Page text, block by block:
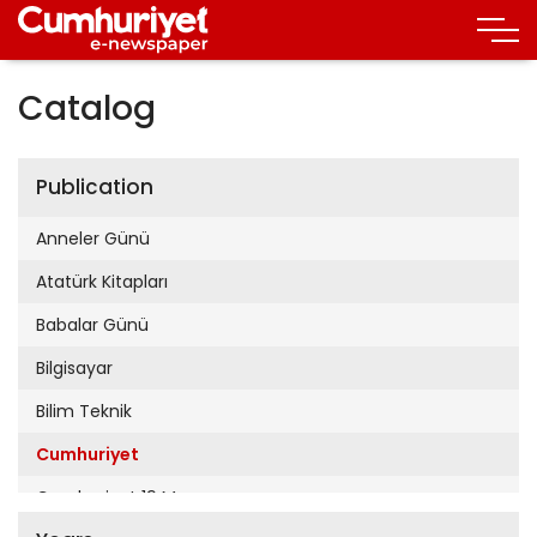
Catalog
Publication
Anneler Günü
Atatürk Kitapları
Babalar Günü
Bilgisayar
Bilim Teknik
Cumhuriyet
Cumhuriyet 19 Mayıs